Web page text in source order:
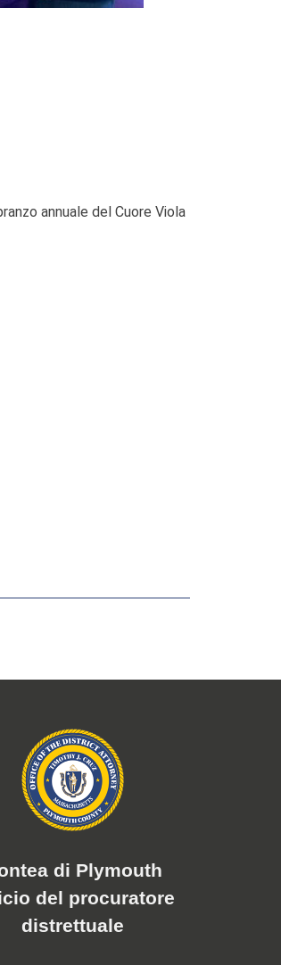
annuale del Cuore Viola
di Plymouth
del procuratore
distrettuale